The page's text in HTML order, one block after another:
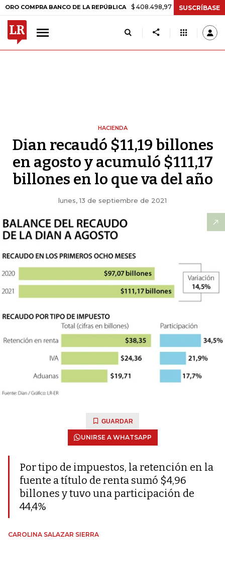
BANCO DE LA REPÚBLICA $ 408.498,97 +$ 8.753,81 +2,19%
SUSCRÍBASE
HACIENDA
Dian recaudó $11,19 billones
en agosto y acumuló $111,17
billones en lo que va del año
lunes, 13 de septiembre de 2021
GUARDAR
UNIRSE A WHATSAPP
Por tipo de impuestos, la retención en la
fuente a título de renta sumó $4,96
billones y tuvo una participación de
44,4%
CAROLINA SALAZAR SIERRA